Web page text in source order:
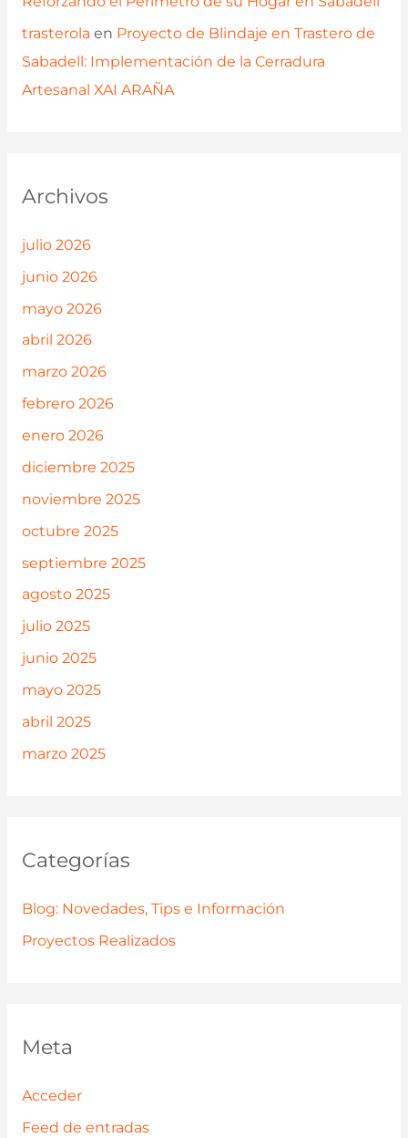
trasterola en Proyecto de Blindaje en Trastero de
Sabadell: Implementación de la Cerradura
Artesanal XAI ARAÑA
Archivos
julio 2026
junio 2026
mayo 2026
abril 2026
marzo 2026
febrero 2026
enero 2026
diciembre 2025
noviembre 2025
octubre 2025
septiembre 2025
agosto 2025
julio 2025
junio 2025
mayo 2025
abril 2025
marzo 2025
Categorías
Blog: Novedades, Tips e Información
Proyectos Realizados
Meta
Acceder
Feed de entradas